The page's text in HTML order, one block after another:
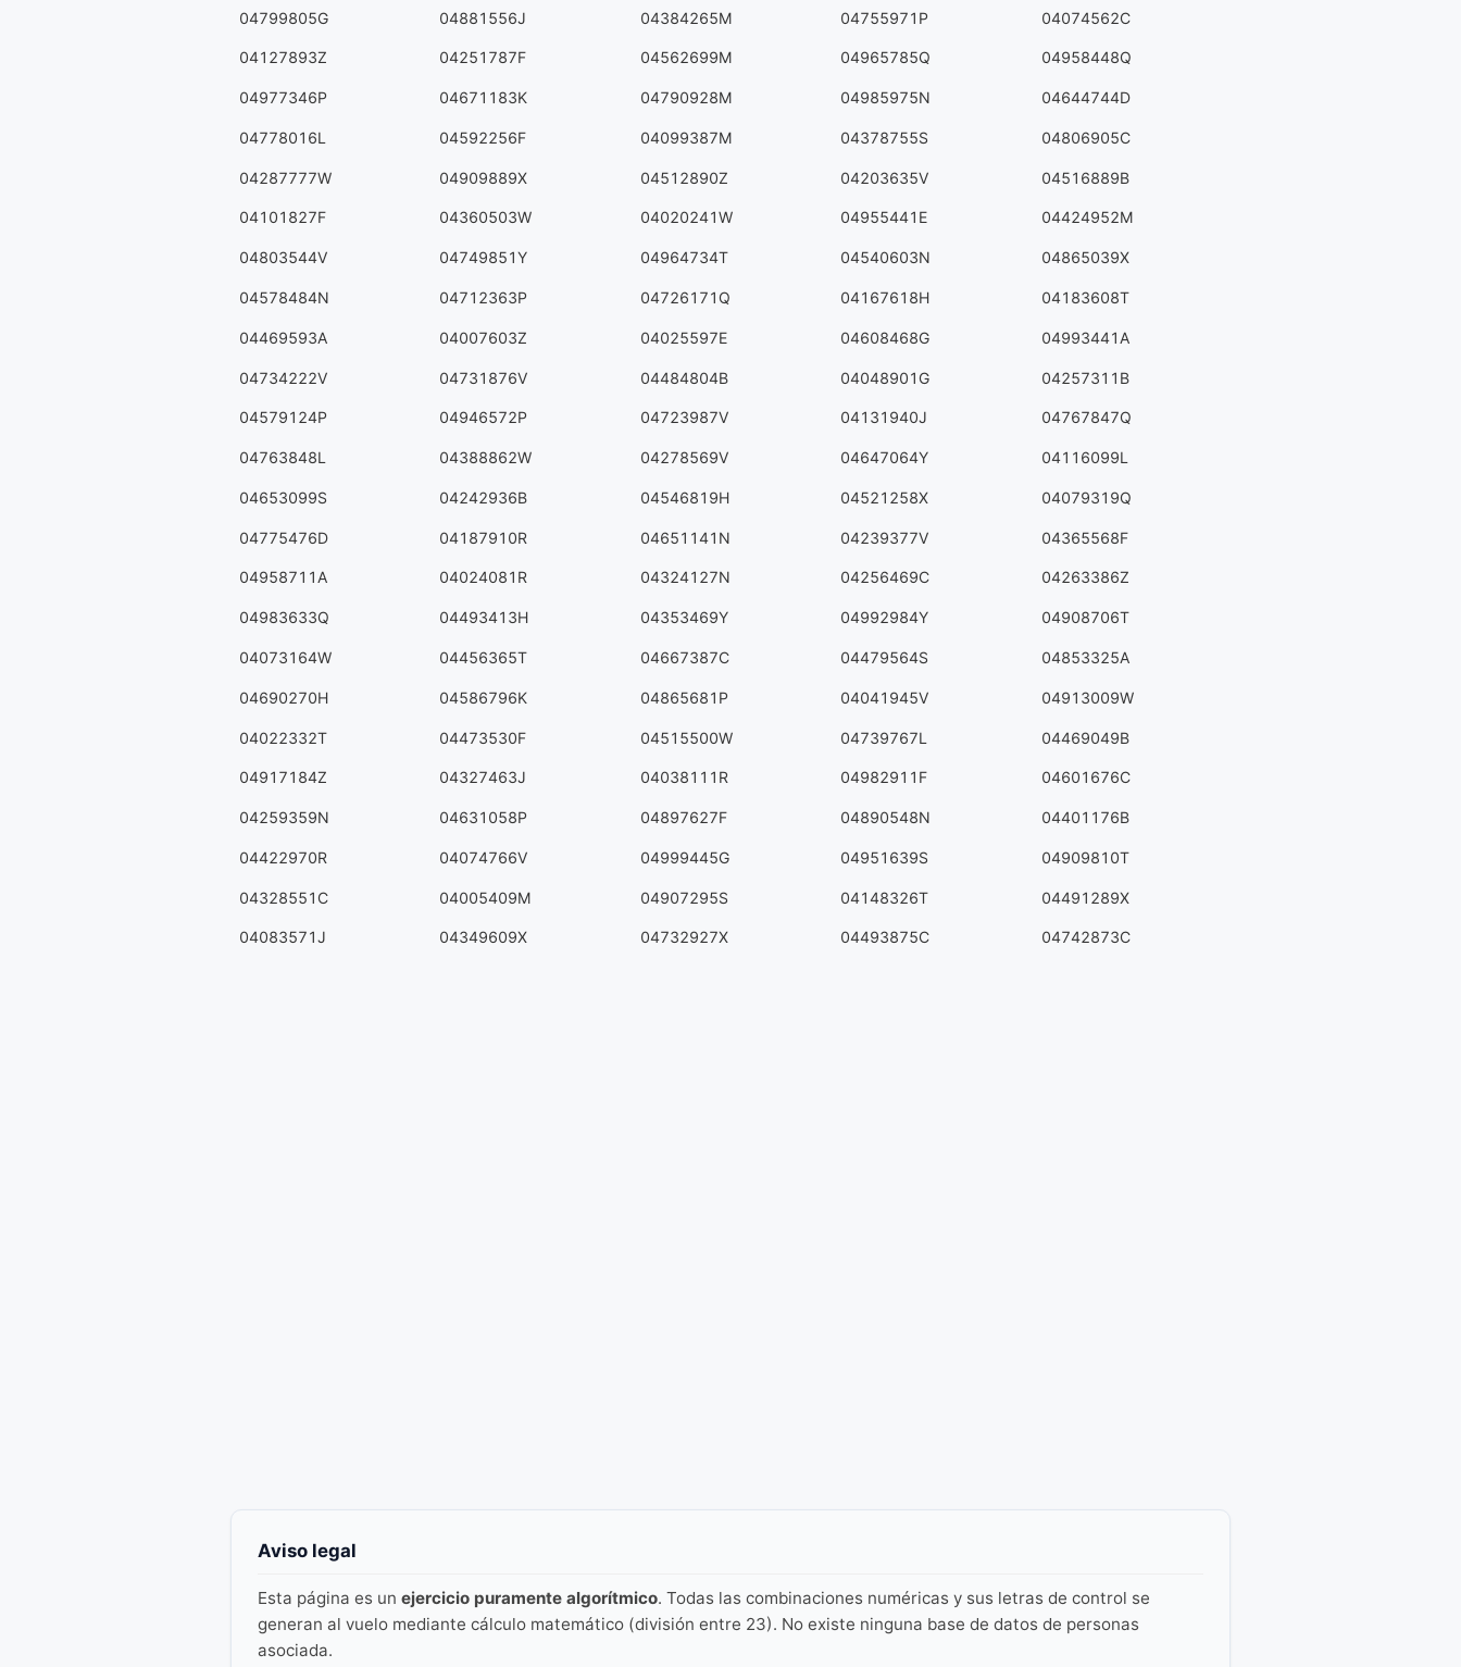
04799805G 04881556J 04384265M 04755971P 04074562C
04127893Z 04251787F 04562699M 04965785Q 04958448Q
04977346P 04671183K 04790928M 04985975N 04644744D
04778016L 04592256F 04099387M 04378755S 04806905C
04287777W 04909889X 04512890Z 04203635V 04516889B
04101827F 04360503W 04020241W 04955441E 04424952M
04803544V 04749851Y 04964734T 04540603N 04865039X
04578484N 04712363P 04726171Q 04167618H 04183608T
04469593A 04007603Z 04025597E 04608468G 04993441A
04734222V 04731876V 04484804B 04048901G 04257311B
04579124P 04946572P 04723987V 04131940J 04767847Q
04763848L 04388862W 04278569V 04647064Y 04116099L
04653099S 04242936B 04546819H 04521258X 04079319Q
04775476D 04187910R 04651141N 04239377V 04365568F
04958711A 04024081R 04324127N 04256469C 04263386Z
04983633Q 04493413H 04353469Y 04992984Y 04908706T
04073164W 04456365T 04667387C 04479564S 04853325A
04690270H 04586796K 04865681P 04041945V 04913009W
04022332T 04473530F 04515500W 04739767L 04469049B
04917184Z 04327463J 04038111R 04982911F 04601676C
04259359N 04631058P 04897627F 04890548N 04401176B
04422970R 04074766V 04999445G 04951639S 04909810T
04328551C 04005409M 04907295S 04148326T 04491289X
04083571J 04349609X 04732927X 04493875C 04742873C
Aviso legal
Esta página es un ejercicio puramente algorítmico. Todas las combinaciones numéricas y sus letras de control se
generan al vuelo mediante cálculo matemático (división entre 23). No existe ninguna base de datos de personas
asociada.